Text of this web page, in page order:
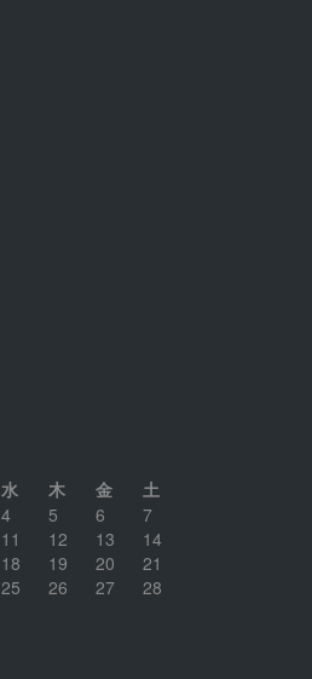
水 木 金
土
4 5 6
7
11 12 13
14
18 19 20
21
25 26 27
28